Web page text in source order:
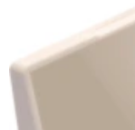
hvězdiček.